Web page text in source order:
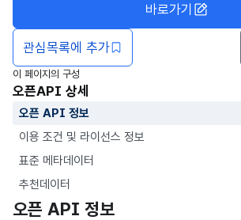
관심목록에 추가
바로가기
이 페이지의 구성
오픈API 상세
오픈 API 정보
이용 조건 및 라이선스 정보
표준 메타데이터
추천데이터
오픈 API 정보